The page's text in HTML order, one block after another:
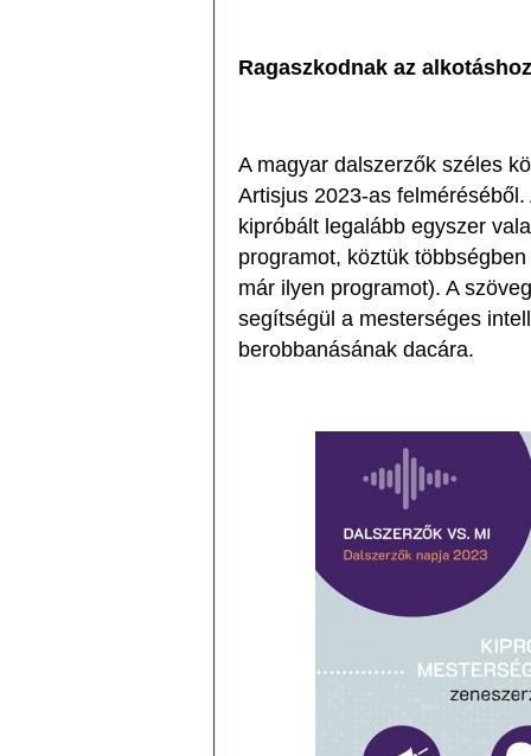
Ragaszkodnak az alkotáshoz
A magyar dalszerzők széles
Artisjus 2023-as
kipróbált legalább egyszer
programot, köztük
már ilyen programot). A
segítségül a mesterséges
berobbanásának dacára.